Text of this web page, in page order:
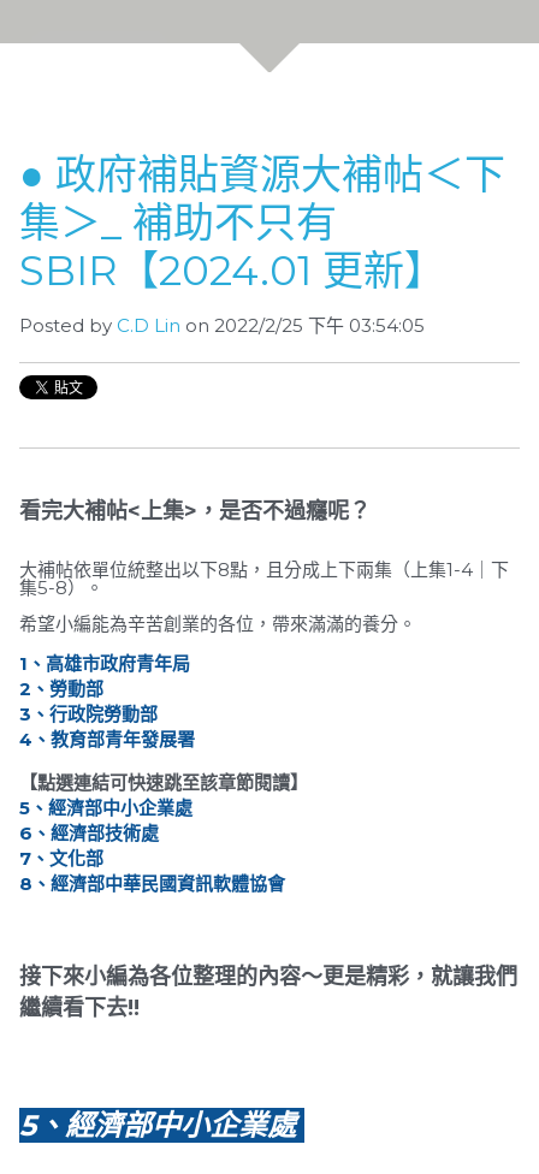
● 政府補貼資源大補帖＜下
集＞_ 補助不只有
SBIR【2024.01 更新】
Posted by C.D Lin on 2022/2/25 下午 03:54:05
看完大補帖<上集>，是否不過癮呢？
大補帖依單位統整出以下8點，且分成上下兩集（上集1-4｜下
集5-8）。
希望小編能為辛苦創業的各位，帶來滿滿的養分。
1、高雄市政府青年局
2、勞動部
3、行政院勞動部
4、教育部青年發展署
【點選連結可快速跳至該章節閱讀】
5、經濟部中小企業處
6、經濟部技術處
7、文化部
8、經濟部中華民國資訊軟體協會
接下來小編為各位整理的內容～更是精彩，就讓我們
繼續看下去!!
5、經濟部中小企業處